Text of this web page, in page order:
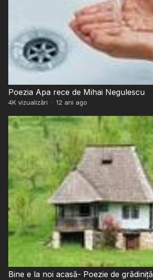
Poezia Apa rece de Mihai Negulescu
4Kvizualizări · 12 ani ago
Bine e la noi acasă- Poezie de grădiniță